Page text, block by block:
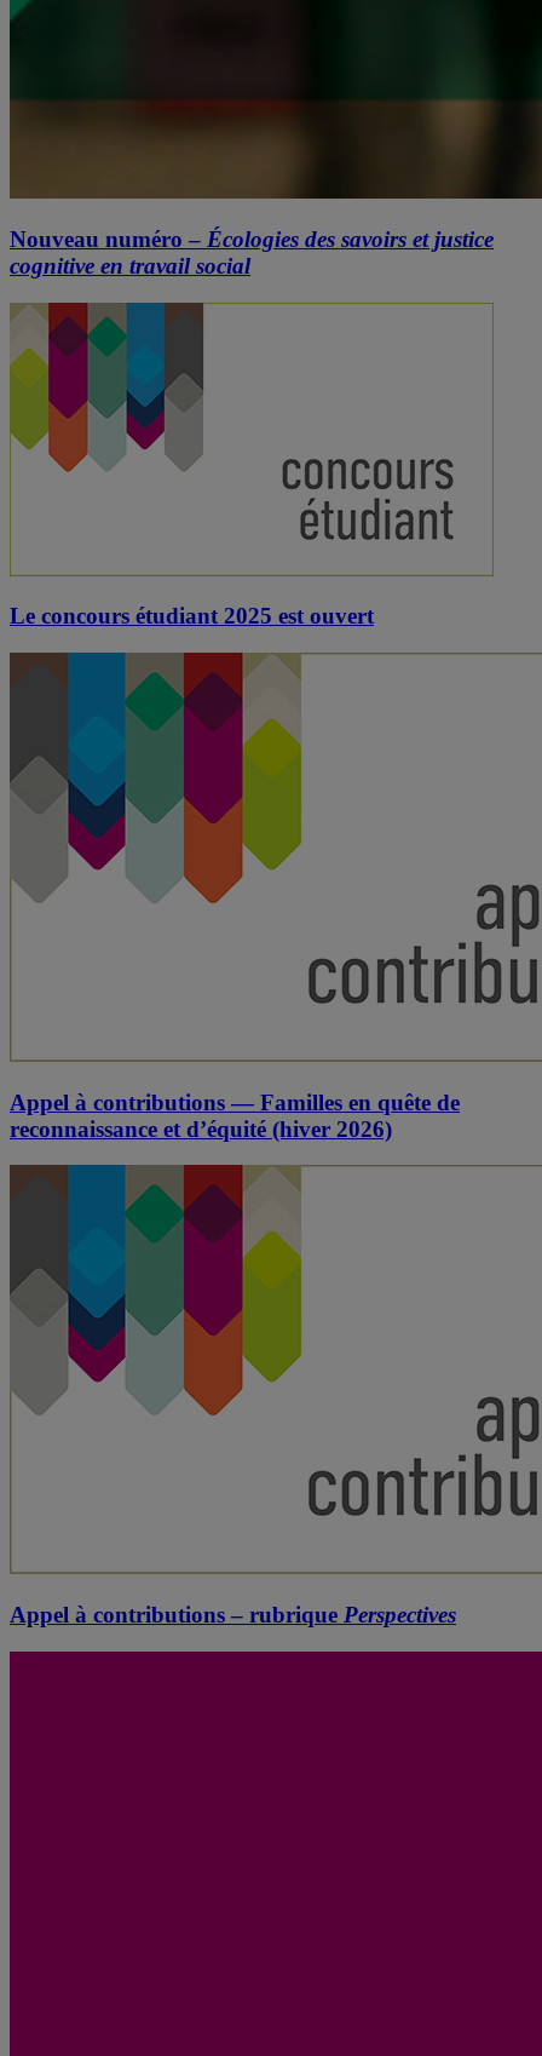
Nouveau numéro – Écologies des savoirs et justice
cognitive en travail social
Le concours étudiant 2025 est ouvert
Appel à contributions — Familles en quête de
reconnaissance et d’équité (hiver 2026)
Appel à contributions – rubrique Perspectives